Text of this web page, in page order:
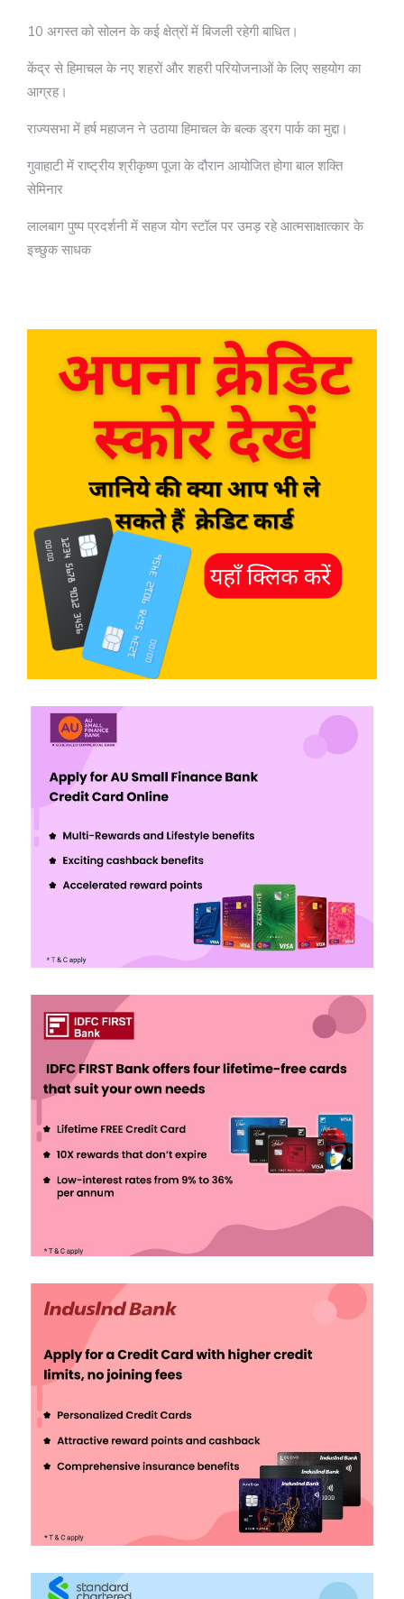
10 अगस्त को सोलन के कई क्षेत्रों में बिजली रहेगी बाधित।
केंद्र से हिमाचल के नए शहरों और शहरी परियोजनाओं के लिए सहयोग का
आग्रह।
राज्यसभा में हर्ष महाजन ने उठाया हिमाचल के बल्क ड्रग पार्क का मुद्दा।
गुवाहाटी में राष्ट्रीय श्रीकृष्ण पूजा के दौरान आयोजित होगा बाल शक्ति
सेमिनार
लालबाग पुष्प प्रदर्शनी में सहज योग स्टॉल पर उमड़ रहे आत्मसाक्षात्कार के
इच्छुक साधक